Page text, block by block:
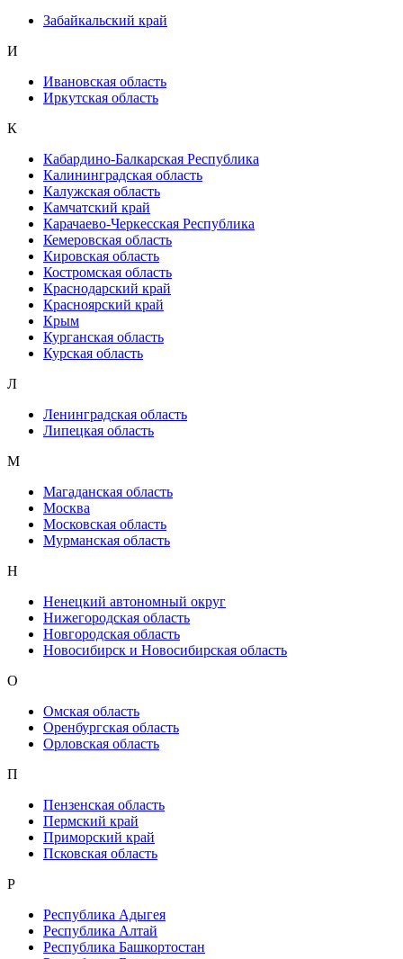
Забайкальский край
И
Ивановская область
Иркутская область
К
Кабардино-Балкарская Республика
Калининградская область
Калужская область
Камчатский край
Карачаево-Черкесская Республика
Кемеровская область
Кировская область
Костромская область
Краснодарский край
Красноярский край
Крым
Курганская область
Курская область
Л
Ленинградская область
Липецкая область
М
Магаданская область
Москва
Московская область
Мурманская область
Н
Ненецкий автономный округ
Нижегородская область
Новгородская область
Новосибирск и Новосибирская область
О
Омская область
Оренбургская область
Орловская область
П
Пензенская область
Пермский край
Приморский край
Псковская область
Р
Республика Адыгея
Республика Алтай
Республика Башкортостан